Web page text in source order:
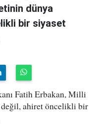
dünya
bir siyaset
Fatih Erbakan, Milli
ahiret öncelikli bir